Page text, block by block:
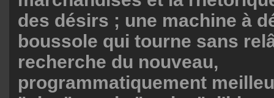
des désirs ; une machine à
boussole qui tourne sans
recherche du nouveau,
programmatiquement